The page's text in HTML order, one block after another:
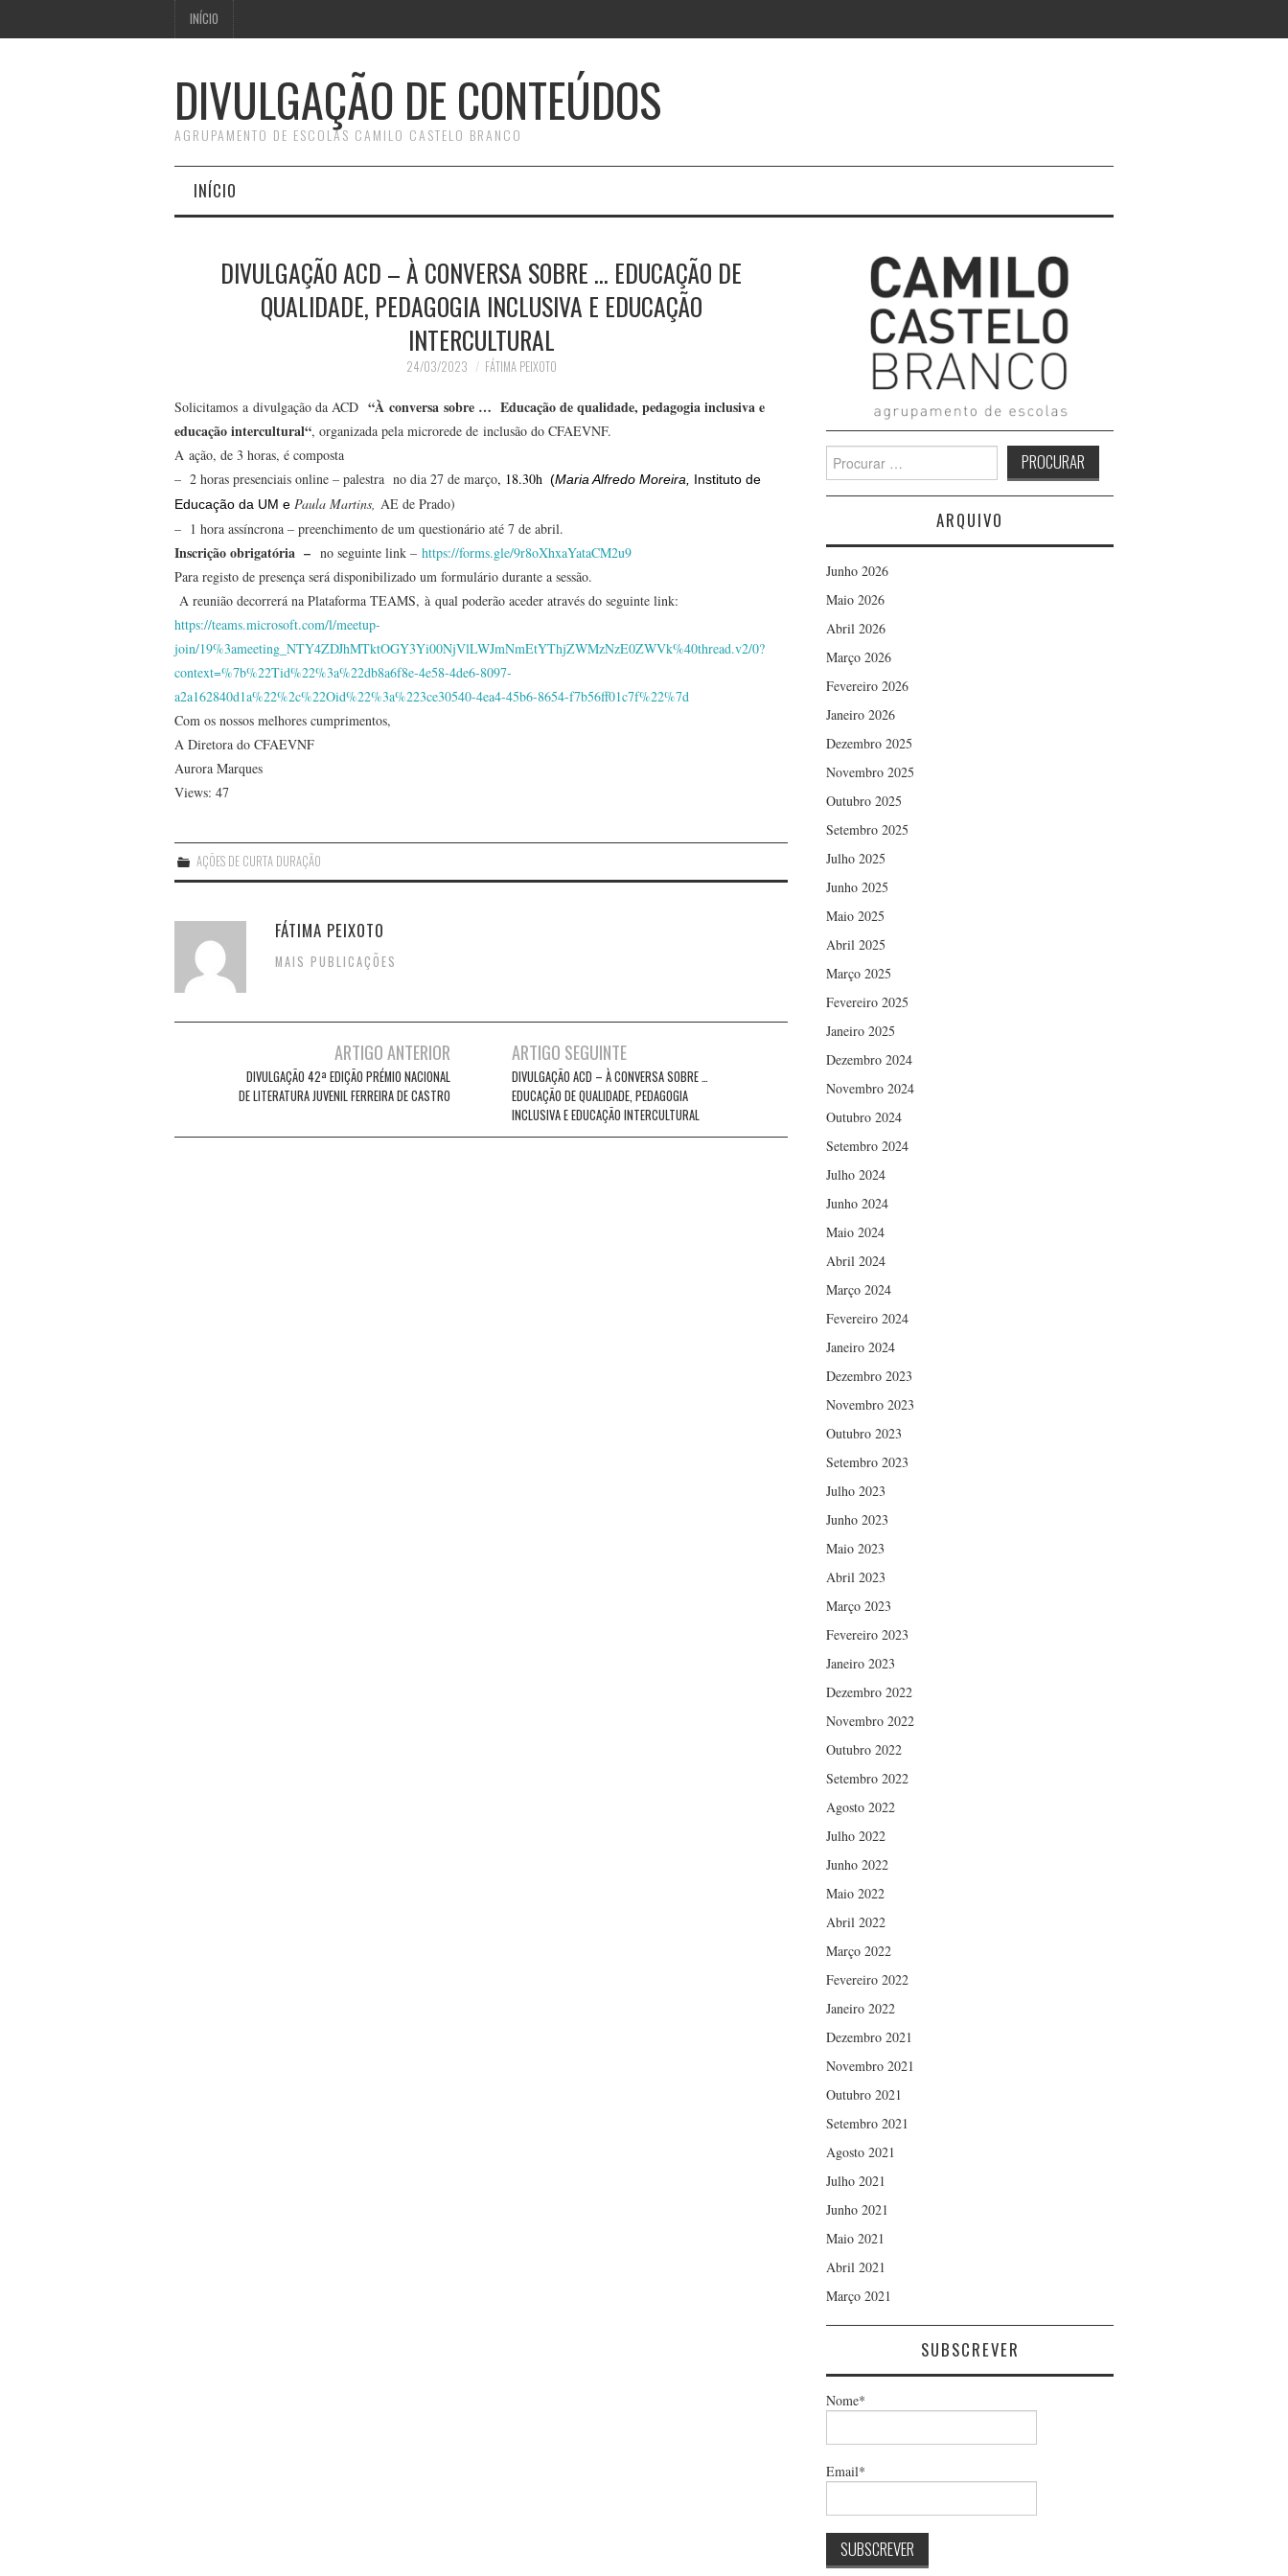
INÍCIO
DIVULGAÇÃO DE CONTEÚDOS
AGRUPAMENTO DE ESCOLAS CAMILO CASTELO BRANCO
INÍCIO
DIVULGAÇÃO ACD – À CONVERSA SOBRE … EDUCAÇÃO DE
QUALIDADE, PEDAGOGIA INCLUSIVA E EDUCAÇÃO
INTERCULTURAL
24/03/2023 FÁTIMA PEIXOTO
Solicitamos a divulgação da ACD “À conversa sobre … Educação de qualidade, pedagogia inclusiva e
educação intercultural“, organizada pela microrede de inclusão do CFAEVNF.
A ação, de 3 horas, é composta
– 2 horas presenciais online – palestra no dia 27 de março, 18.30h (Maria Alfredo Moreira, Instituto de
Educação da UM e Paula Martins, AE de Prado)
– 1 hora assíncrona – preenchimento de um questionário até 7 de abril.
Inscrição obrigatória – no seguinte link – https://forms.gle/9r8oXhxaYataCM2u9
Para registo de presença será disponibilizado um formulário durante a sessão.
A reunião decorrerá na Plataforma TEAMS, à qual poderão aceder através do seguinte link:
https://teams.microsoft.com/l/meetup-
join/19%3ameeting_NTY4ZDJhMTktOGY3Yi00NjVlLWJmNmEtYThjZWMzNzE0ZWVk%40thread.v2/0?
context=%7b%22Tid%22%3a%22db8a6f8e-4e58-4de6-8097-
a2a162840d1a%22%2c%22Oid%22%3a%223ce30540-4ea4-45b6-8654-f7b56ff01c7f%22%7d
Com os nossos melhores cumprimentos,
A Diretora do CFAEVNF
Aurora Marques
Views: 47
AÇÕES DE CURTA DURAÇÃO
FÁTIMA PEIXOTO
MAIS PUBLICAÇÕES
navigation
ARTIGO ANTERIOR
DIVULGAÇÃO 42ª EDIÇÃO PRÉMIO NACIONAL
DE LITERATURA JUVENIL FERREIRA DE CASTRO
ARTIGO SEGUINTE
DIVULGAÇÃO ACD – À CONVERSA SOBRE …
EDUCAÇÃO DE QUALIDADE, PEDAGOGIA
INCLUSIVA E EDUCAÇÃO INTERCULTURAL
for:
ARQUIVO
Junho 2026
Maio 2026
Abril 2026
Março 2026
Fevereiro 2026
Janeiro 2026
Dezembro 2025
Novembro 2025
Outubro 2025
Setembro 2025
Julho 2025
Junho 2025
Maio 2025
Abril 2025
Março 2025
Fevereiro 2025
Janeiro 2025
Dezembro 2024
Novembro 2024
Outubro 2024
Setembro 2024
Julho 2024
Junho 2024
Maio 2024
Abril 2024
Março 2024
Fevereiro 2024
Janeiro 2024
Dezembro 2023
Novembro 2023
Outubro 2023
Setembro 2023
Julho 2023
Junho 2023
Maio 2023
Abril 2023
Março 2023
Fevereiro 2023
Janeiro 2023
Dezembro 2022
Novembro 2022
Outubro 2022
Setembro 2022
Agosto 2022
Julho 2022
Junho 2022
Maio 2022
Abril 2022
Março 2022
Fevereiro 2022
Janeiro 2022
Dezembro 2021
Novembro 2021
Outubro 2021
Setembro 2021
Agosto 2021
Julho 2021
Junho 2021
Maio 2021
Abril 2021
Março 2021
SUBSCREVER
Nome*
Email*